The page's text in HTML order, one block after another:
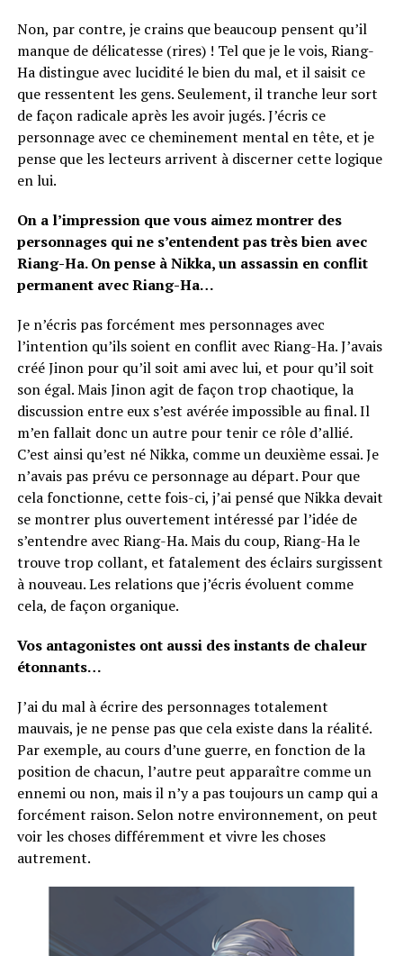
Non, par contre, je crains que beaucoup pensent qu’il
manque de délicatesse (rires) ! Tel que je le vois, Riang-
Ha distingue avec lucidité le bien du mal, et il saisit ce
que ressentent les gens. Seulement, il tranche leur sort
de façon radicale après les avoir jugés. J’écris ce
personnage avec ce cheminement mental en tête, et je
pense que les lecteurs arrivent à discerner cette logique
en lui.
On a l’impression que vous aimez montrer des
personnages qui ne s’entendent pas très bien avec
Riang-Ha. On pense à Nikka, un assassin en conflit
permanent avec Riang-Ha…
Je n’écris pas forcément mes personnages avec
l’intention qu’ils soient en conflit avec Riang-Ha. J’avais
créé Jinon pour qu’il soit ami avec lui, et pour qu’il soit
son égal. Mais Jinon agit de façon trop chaotique, la
discussion entre eux s’est avérée impossible au final. Il
m’en fallait donc un autre pour tenir ce rôle d’allié.
C’est ainsi qu’est né Nikka, comme un deuxième essai. Je
n’avais pas prévu ce personnage au départ. Pour que
cela fonctionne, cette fois-ci, j’ai pensé que Nikka devait
se montrer plus ouvertement intéressé par l’idée de
s’entendre avec Riang-Ha. Mais du coup, Riang-Ha le
trouve trop collant, et fatalement des éclairs surgissent
à nouveau. Les relations que j’écris évoluent comme
cela, de façon organique.
Vos antagonistes ont aussi des instants de chaleur
étonnants…
J’ai du mal à écrire des personnages totalement
mauvais, je ne pense pas que cela existe dans la réalité.
Par exemple, au cours d’une guerre, en fonction de la
position de chacun, l’autre peut apparaître comme un
ennemi ou non, mais il n’y a pas toujours un camp qui a
forcément raison. Selon notre environnement, on peut
voir les choses différemment et vivre les choses
autrement.